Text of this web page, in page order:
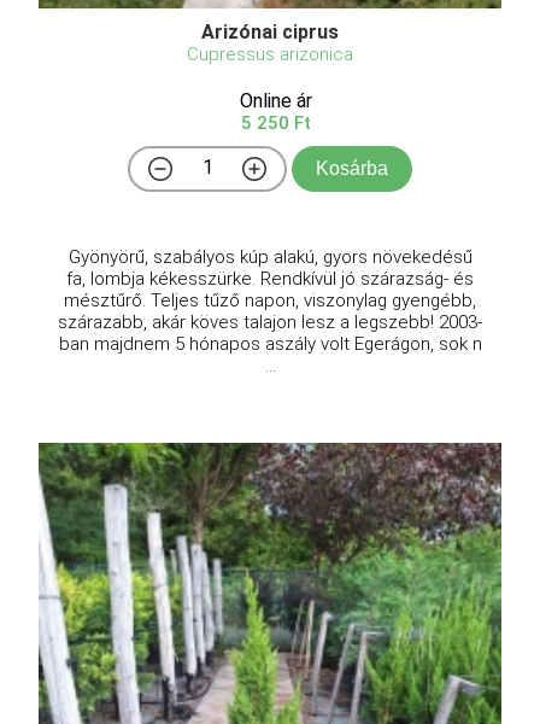
Arizónai ciprus
Cupressus arizonica
Online ár
5 250 Ft
Kosárba
Gyönyörű, szabályos kúp alakú, gyors növekedésű
fa, lombja kékesszürke. Rendkívül jó szárazság- és
mésztűrő. Teljes tűző napon, viszonylag gyengébb,
szárazabb, akár köves talajon lesz a legszebb! 2003-
ban majdnem 5 hónapos aszály volt Egerágon, sok n
...